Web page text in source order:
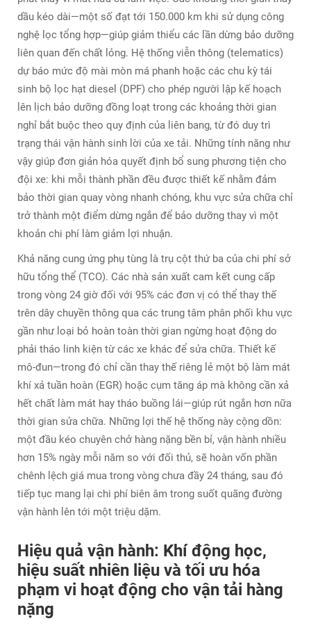
dầu kéo dài—một số đạt tới 150.000 km khi sử dụng công
nghệ lọc tổng hợp—giúp giảm thiểu các lần dừng bảo dưỡng
liên quan đến chất lỏng. Hệ thống viễn thông (telematics)
dự báo mức độ mài mòn má phanh hoặc các chu kỳ tái
sinh bộ lọc hạt diesel (DPF) cho phép người lập kế hoạch
lên lịch bảo dưỡng đồng loạt trong các khoảng thời gian
nghỉ bắt buộc theo quy định của liên bang, từ đó duy trì
trạng thái vận hành sinh lời của xe tải. Những tính năng như
vậy giúp đơn giản hóa quyết định bổ sung phương tiện cho
đội xe: khi mỗi thành phần đều được thiết kế nhằm đảm
bảo thời gian quay vòng nhanh chóng, khu vực sửa chữa chỉ
trở thành một điểm dừng ngắn để bảo dưỡng thay vì một
khoản chi phí làm giảm lợi nhuận.
Khả năng cung ứng phụ tùng là trụ cột thứ ba của chi phí sở
hữu tổng thể (TCO). Các nhà sản xuất cam kết cung cấp
trong vòng 24 giờ đối với 95% các đơn vị có thể thay thế
trên dây chuyền thông qua các trung tâm phân phối khu vực
gần như loại bỏ hoàn toàn thời gian ngừng hoạt động do
phải tháo linh kiện từ các xe khác để sửa chữa. Thiết kế
mô-đun—trong đó chỉ cần thay thế riêng lẻ một bộ làm mát
khí xả tuần hoàn (EGR) hoặc cụm tăng áp mà không cần xả
hết chất làm mát hay tháo buồng lái—giúp rút ngắn hơn nữa
thời gian sửa chữa. Những lợi thế hệ thống này cộng dồn:
một đầu kéo chuyên chở hàng nặng bền bỉ, vận hành nhiều
hơn 15% ngày mỗi năm so với đối thủ, sẽ hoàn vốn phần
chênh lệch giá mua trong vòng chưa đầy 24 tháng, sau đó
tiếp tục mang lại chi phí biên âm trong suốt quãng đường
vận hành lên tới một triệu dặm.
Hiệu quả vận hành: Khí động học,
hiệu suất nhiên liệu và tối ưu hóa
phạm vi hoạt động cho vận tải hàng
nặng